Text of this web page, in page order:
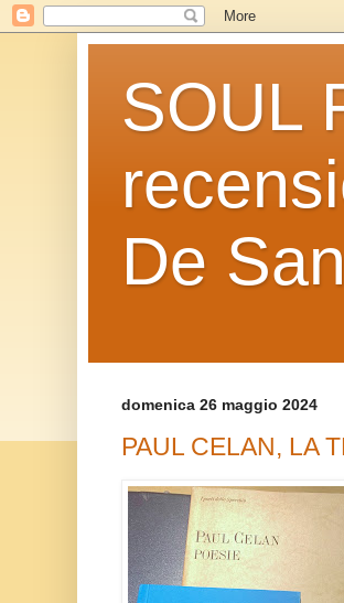
SOUL
De
domenica 26 maggio 2024
PAUL CELAN, LA